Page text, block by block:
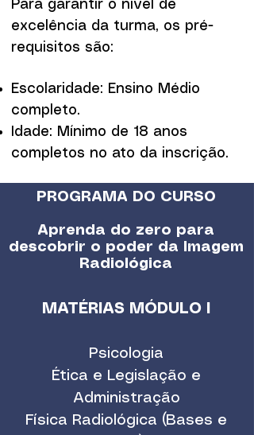
Para garantir o nível de
excelência da turma, os pré-
requisitos são:
Escolaridade: Ensino Médio
completo.
Idade: Mínimo de 18 anos
completos no ato da inscrição.
PROGRAMA DO CURSO
Aprenda do zero para
descobrir o poder da Imagem
Radiológica
MATÉRIAS MÓDULO I
Psicologia
Ética e Legislação e
Administração
Física Radiológica (Bases e